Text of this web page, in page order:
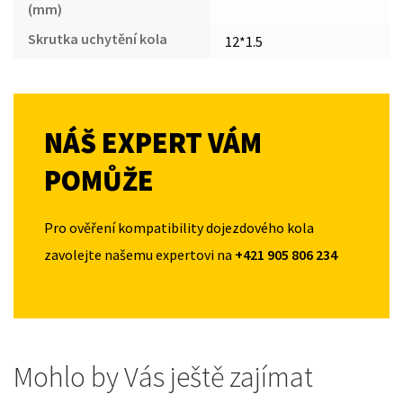
(mm)
Skrutka uchytění kola
12*1.5
NÁŠ EXPERT VÁM
POMŮŽE
Pro ověření kompatibility dojezdového kola
zavolejte našemu expertovi na +421 905 806 234
Mohlo by Vás ještě zajímat